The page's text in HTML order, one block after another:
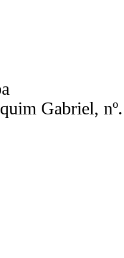
Gabriel, nº.